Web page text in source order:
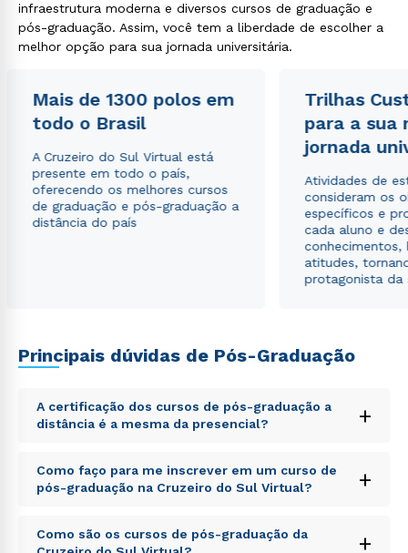
infraestrutura moderna e diversos cursos de graduação e
pós-graduação. Assim, você tem a liberdade de escolher a
melhor opção para sua jornada universitária.
Mais de 1300 polos em
todo o Brasil
A Cruzeiro do Sul Virtual está
presente em todo o país,
oferecendo os melhores cursos
de graduação e pós-graduação a
distância do país
Trilhas
para a sua
jornada
Atividades de
consideram os
específicos e
cada aluno e
conhecimentos,
atitudes,
protagonista da
Principais dúvidas de Pós-Graduação
A certificação dos cursos de pós-graduação a
distância é a mesma da presencial?
+
Sed ut perspiciatis unde omnis iste natus error sit
voluptatem accusantium doloremque laudantium,
totam rem aperiam, eaque ipsa quae ab illo inventore
explicabo. Nemo enim ipsam voluptatem quia
Como faço para me inscrever em um curso de
pós-graduação na Cruzeiro do Sul Virtual?
+
Sed ut perspiciatis unde omnis iste natus error sit
voluptatem accusantium doloremque laudantium,
Como são os cursos de pós-graduação da
+
ou
Estou de acordo com a Política de Privacidade.e
autorizo que meus dados sejam utilizados para o
envio de conteúdos da Cruzeiro do Sul.